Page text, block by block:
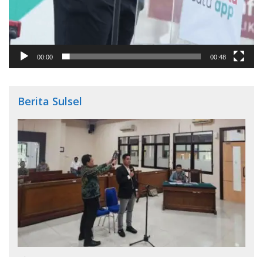
00:00 00:48
Berita Sulsel